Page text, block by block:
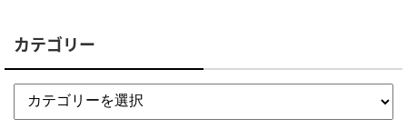
カテゴリー